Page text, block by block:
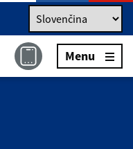
Slovenčina
Menu
Menu